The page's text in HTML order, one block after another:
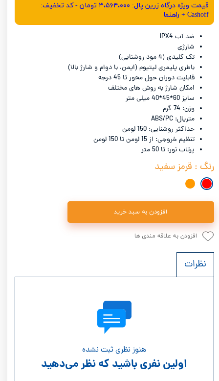
قیمت ویژه درگاه زرین پال: ۳،۵۶۴،۰۰۰ تومان - کد تخفیف:
Cashoff + راهنما
ضد آب IPX4
شارژی
تک کلیدی (4 مود روشنایی)
باطری پلیمری لیتیوم (ایمن، با دوام و شارژ بالا)
قابلیت دوران حول محور تا 45 درجه
امکان شارژ به روش های مختلف
سایز 60*45*40 میلی متر
وزن: 74 گرم
متریال: ABS/PC
حداکثر روشنایی: 150 لومن
تنظیم خروجی: از 15 لومن تا 150 لومن
پرتاب نور: تا 50 متر
رنگ : قرمز سفید
افزودن به سبد خرید
افزودن به علاقه مندی ها
نظرات
هنوز نظری ثبت نشده
اولین نفری باشید که نظر می‌دهید